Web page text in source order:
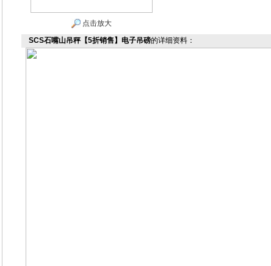
点击放大
SCS石嘴山吊秤【5折销售】电子吊磅的详细资料：